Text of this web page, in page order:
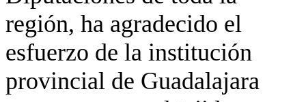
región, ha agradecido el
esfuerzo de la institución
provincial de Guadalajara